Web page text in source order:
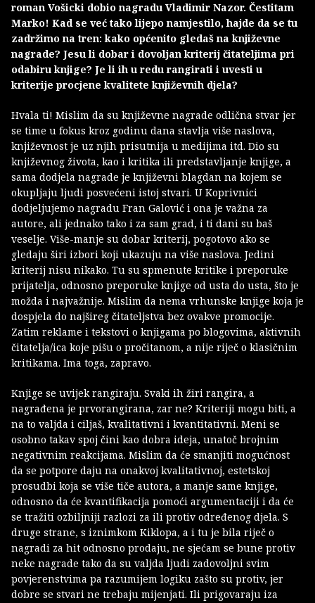
roman Vošicki dobio nagradu Vladimir Nazor. Čestitam
Marko! Kad se već tako lijepo namjestilo, hajde da se tu
zadržimo na tren: kako općenito gledaš na književne
nagrade? Jesu li dobar i dovoljan kriterij čitateljima pri
odabiru knjige? Je li ih u redu rangirati i uvesti u
kriterije procjene kvalitete književnih djela?
Hvala ti! Mislim da su književne nagrade odlična stvar jer
se time u fokus kroz godinu dana stavlja više naslova,
književnost je uz njih prisutnija u medijima itd. Dio su
književnog života, kao i kritika ili predstavljanje knjige, a
sama dodjela nagrade je književni blagdan na kojem se
okupljaju ljudi posvećeni istoj stvari. U Koprivnici
dodjeljujemo nagradu Fran Galović i ona je važna za
autore, ali jednako tako i za sam grad, i ti dani su baš
veselje. Više-manje su dobar kriterij, pogotovo ako se
gledaju širi izbori koji ukazuju na više naslova. Jedini
kriterij nisu nikako. Tu su spmenute kritike i preporuke
prijatelja, odnosno preporuke knjige od usta do usta, što je
možda i najvažnije. Mislim da nema vrhunske knjige koja je
dospjela do najšireg čitateljstva bez ovakve promocije.
Zatim reklame i tekstovi o knjigama po blogovima, aktivnih
čitatelja/ica koje pišu o pročitanom, a nije riječ o klasičnim
kritikama. Ima toga, zapravo.
Knjige se uvijek rangiraju. Svaki ih žiri rangira, a
nagrađena je prvorangirana, zar ne? Kriteriji mogu biti, a
na to valjda i ciljaš, kvalitativni i kvantitativni. Meni se
osobno takav spoj čini kao dobra ideja, unatoč brojnim
negativnim reakcijama. Mislim da će smanjiti mogućnost
da se potpore daju na onakvoj kvalitativnoj, estetskoj
prosudbi koja se više tiče autora, a manje same knjige,
odnosno da će kvantifikacija pomoći argumentaciji i da će
se tražiti ozbiljniji razlozi za ili protiv određenog djela. S
druge strane, s iznimkom Kiklopa, a i tu je bila riječ o
nagradi za hit odnosno prodaju, ne sjećam se bune protiv
neke nagrade tako da su valjda ljudi zadovoljni svim
povjerenstvima pa razumijem logiku zašto su protiv, jer
dobre se stvari ne trebaju mijenjati. Ili prigovaraju iza